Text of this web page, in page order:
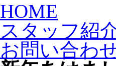
HOME
スタッフ紹
お問い合わ